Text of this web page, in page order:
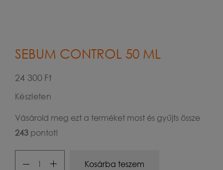
SEBUM CONTROL 50 ML
24 300 Ft
Készleten
Vásárold meg ezt a terméket most és gyűjts össze
243 pontot!
Kosárba teszem